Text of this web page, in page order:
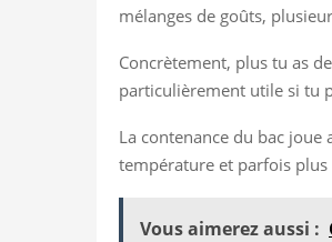
mélanges de goûts,
Concrètement, plus tu as
particulièrement utile si tu
La contenance du bac
température et parfois plus
Vous aimerez aussi :